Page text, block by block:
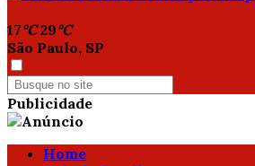
17°C 29°C
São Paulo, SP
Publicidade
Home